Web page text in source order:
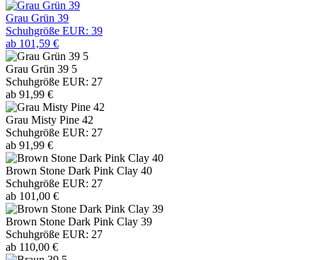
Grau Grün 39
Schuhgröße EUR: 39
ab 101,59 €
Grau Grün 39 5
Schuhgröße EUR: 27
ab 91,99 €
Grau Misty Pine 42
Schuhgröße EUR: 27
ab 91,99 €
Brown Stone Dark Pink Clay 40
Schuhgröße EUR: 27
ab 101,00 €
Brown Stone Dark Pink Clay 39
Schuhgröße EUR: 27
ab 110,00 €